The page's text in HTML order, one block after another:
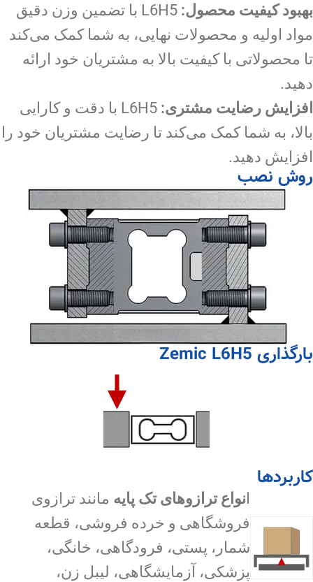
بهبود کیفیت محصول:
L6H5 با تضمین وزن دقیق
مواد اولیه و محصولات نهایی، به شما کمک می‌کند
تا محصولاتی با کیفیت بالا به مشتریان خود ارائه
دهید.
افزایش رضایت مشتری:
L6H5 با دقت و کارایی
بالا، به شما کمک می‌کند تا رضایت مشتریان خود را
افزایش دهید.
روش نصب
بارگذاری Zemic L6H5
کاربردها
نواع ترازوهای تک پایه مانند ترازوی
فروشگاهی و خرده فروشی، قطعه
شمار، پستی، فرودگاهی، خانگی،
پزشکی، آزمایشگاهی، لیبل زن،